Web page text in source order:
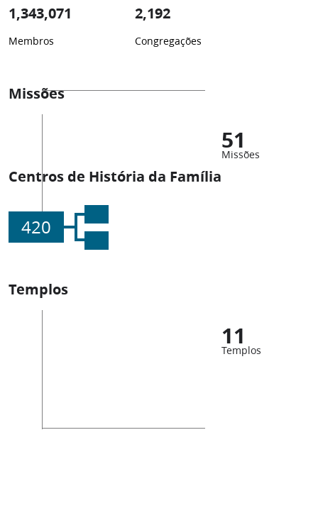
1,343,071
Membros
2,192
Congregações
Missões
51
Missões
Centros de História da Família
420
Templos
11
Templos